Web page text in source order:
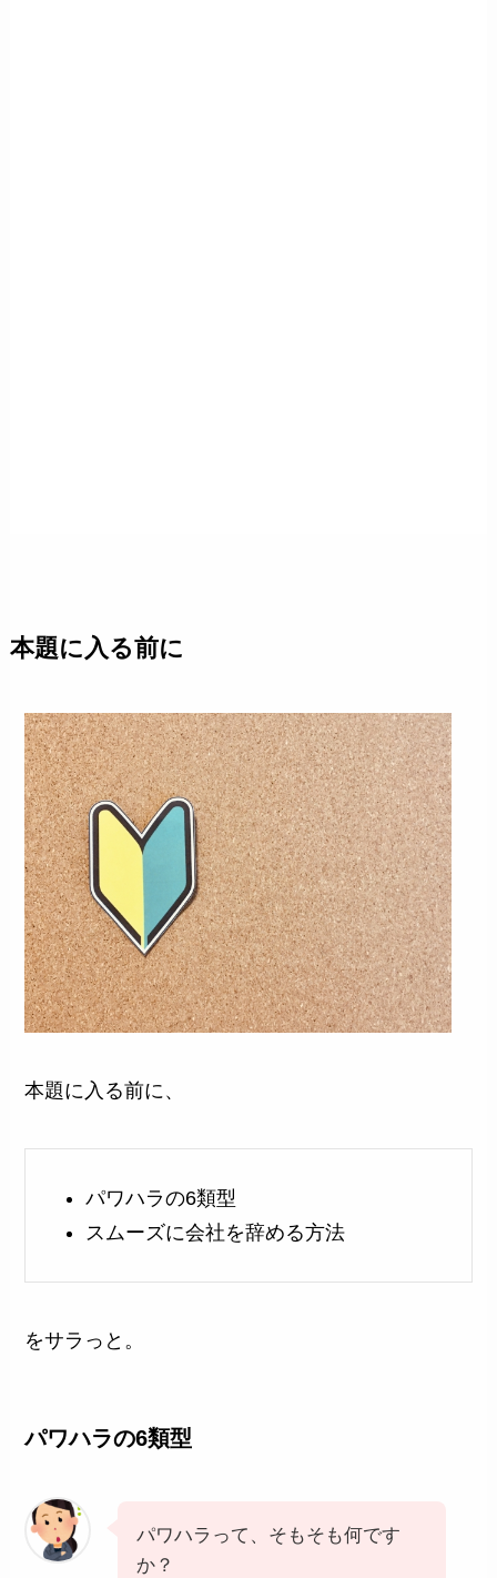
本題に入る前に
本題に入る前に、
パワハラの6類型
スムーズに会社を辞める方法
をサラっと。
パワハラの6類型
パワハラって、そもそも何です
か？